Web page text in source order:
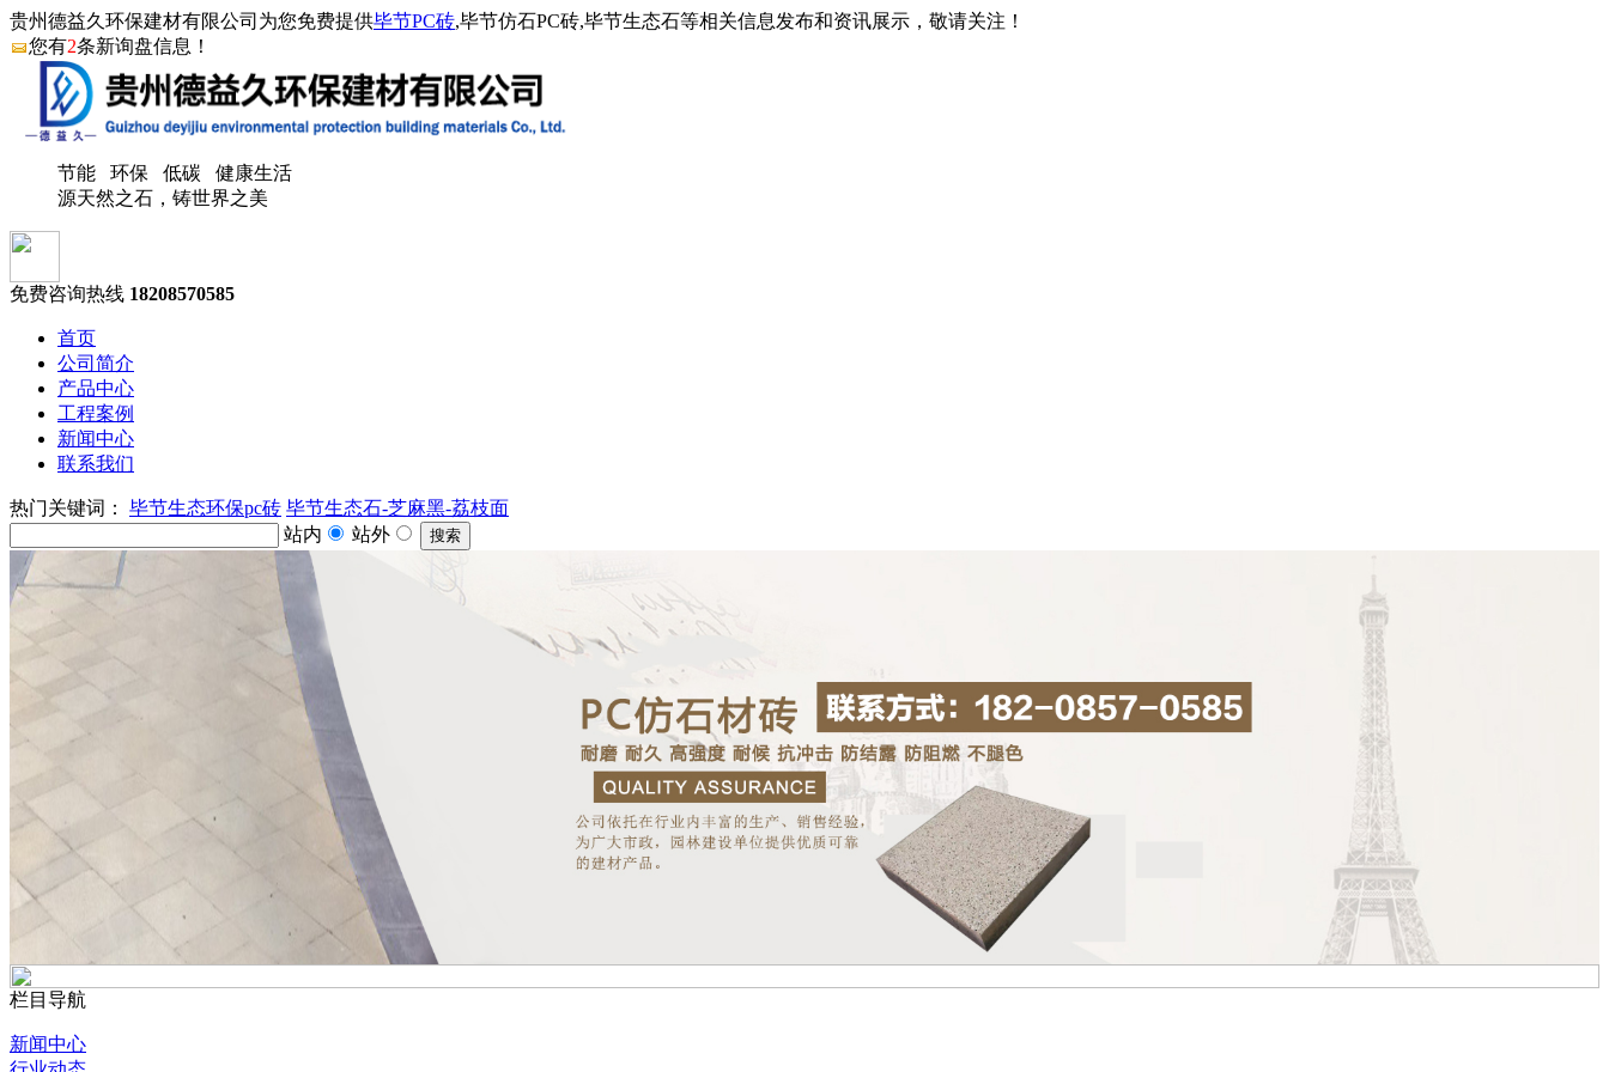
贵州德益久环保建材有限公司为您免费提供毕节PC砖,毕节仿石PC砖,毕节生态石等相关信息发布和资讯展示，敬请关注！
您有2条新询盘信息！
节能 环保 低碳 健康生活
源天然之石，铸世界之美
免费咨询热线 18208570585
首页
公司简介
产品中心
工程案例
新闻中心
联系我们
热门关键词： 毕节生态环保pc砖 毕节生态石-芝麻黑-荔枝面
站内
站外
栏目导航
新闻中心